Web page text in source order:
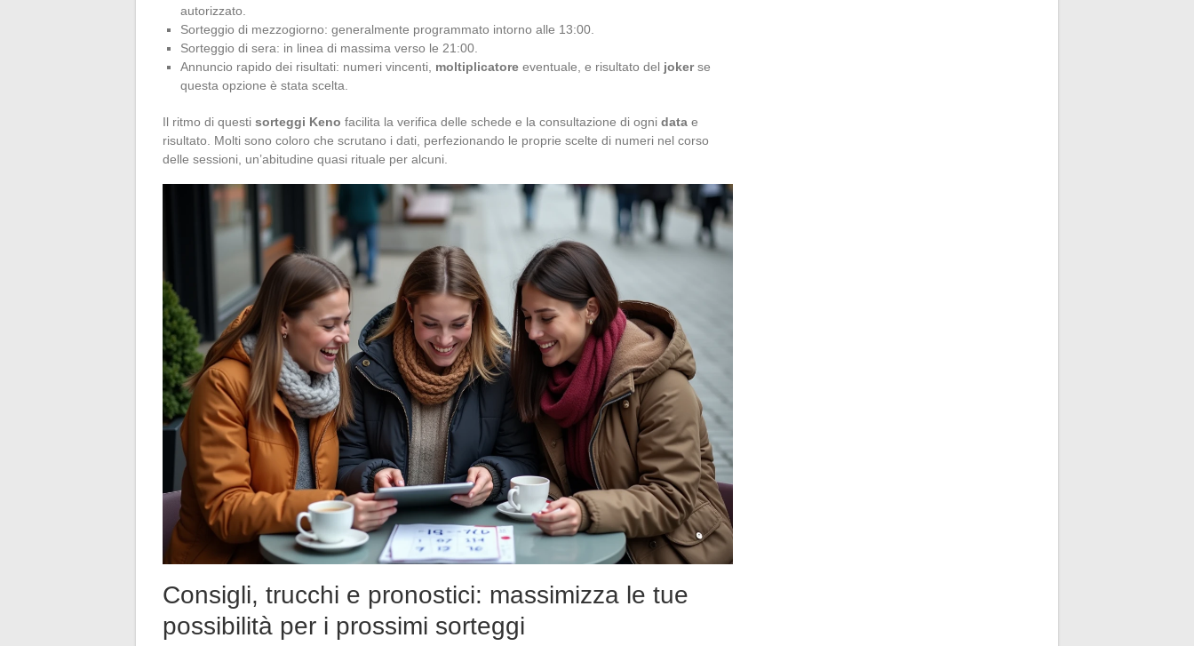
autorizzato.
Sorteggio di mezzogiorno: generalmente programmato intorno alle 13:00.
Sorteggio di sera: in linea di massima verso le 21:00.
Annuncio rapido dei risultati: numeri vincenti, moltiplicatore eventuale, e risultato del jokerse
questa opzione è stata scelta.
Il ritmo di questi sorteggi Keno facilita la verifica delle schede e la consultazione di ogni data e
risultato. Molti sono coloro che scrutano i dati, perfezionando le proprie scelte di numeri nel corso
delle sessioni, un’abitudine quasi rituale per alcuni.
Consigli, trucchi e pronostici: massimizza le tue
possibilità per i prossimi sorteggi